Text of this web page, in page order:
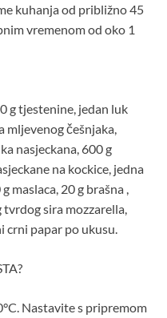
kuhanja od približno 45
vremenom od oko 1
g tjestenine, jedan luk
mljevenog češnjaka,
nasjeckana, 600 g
na kockice, jedna
maslaca, 20 g brašna ,
sira mozzarella,
crni papar po ukusu.
Nastavite s pripremom